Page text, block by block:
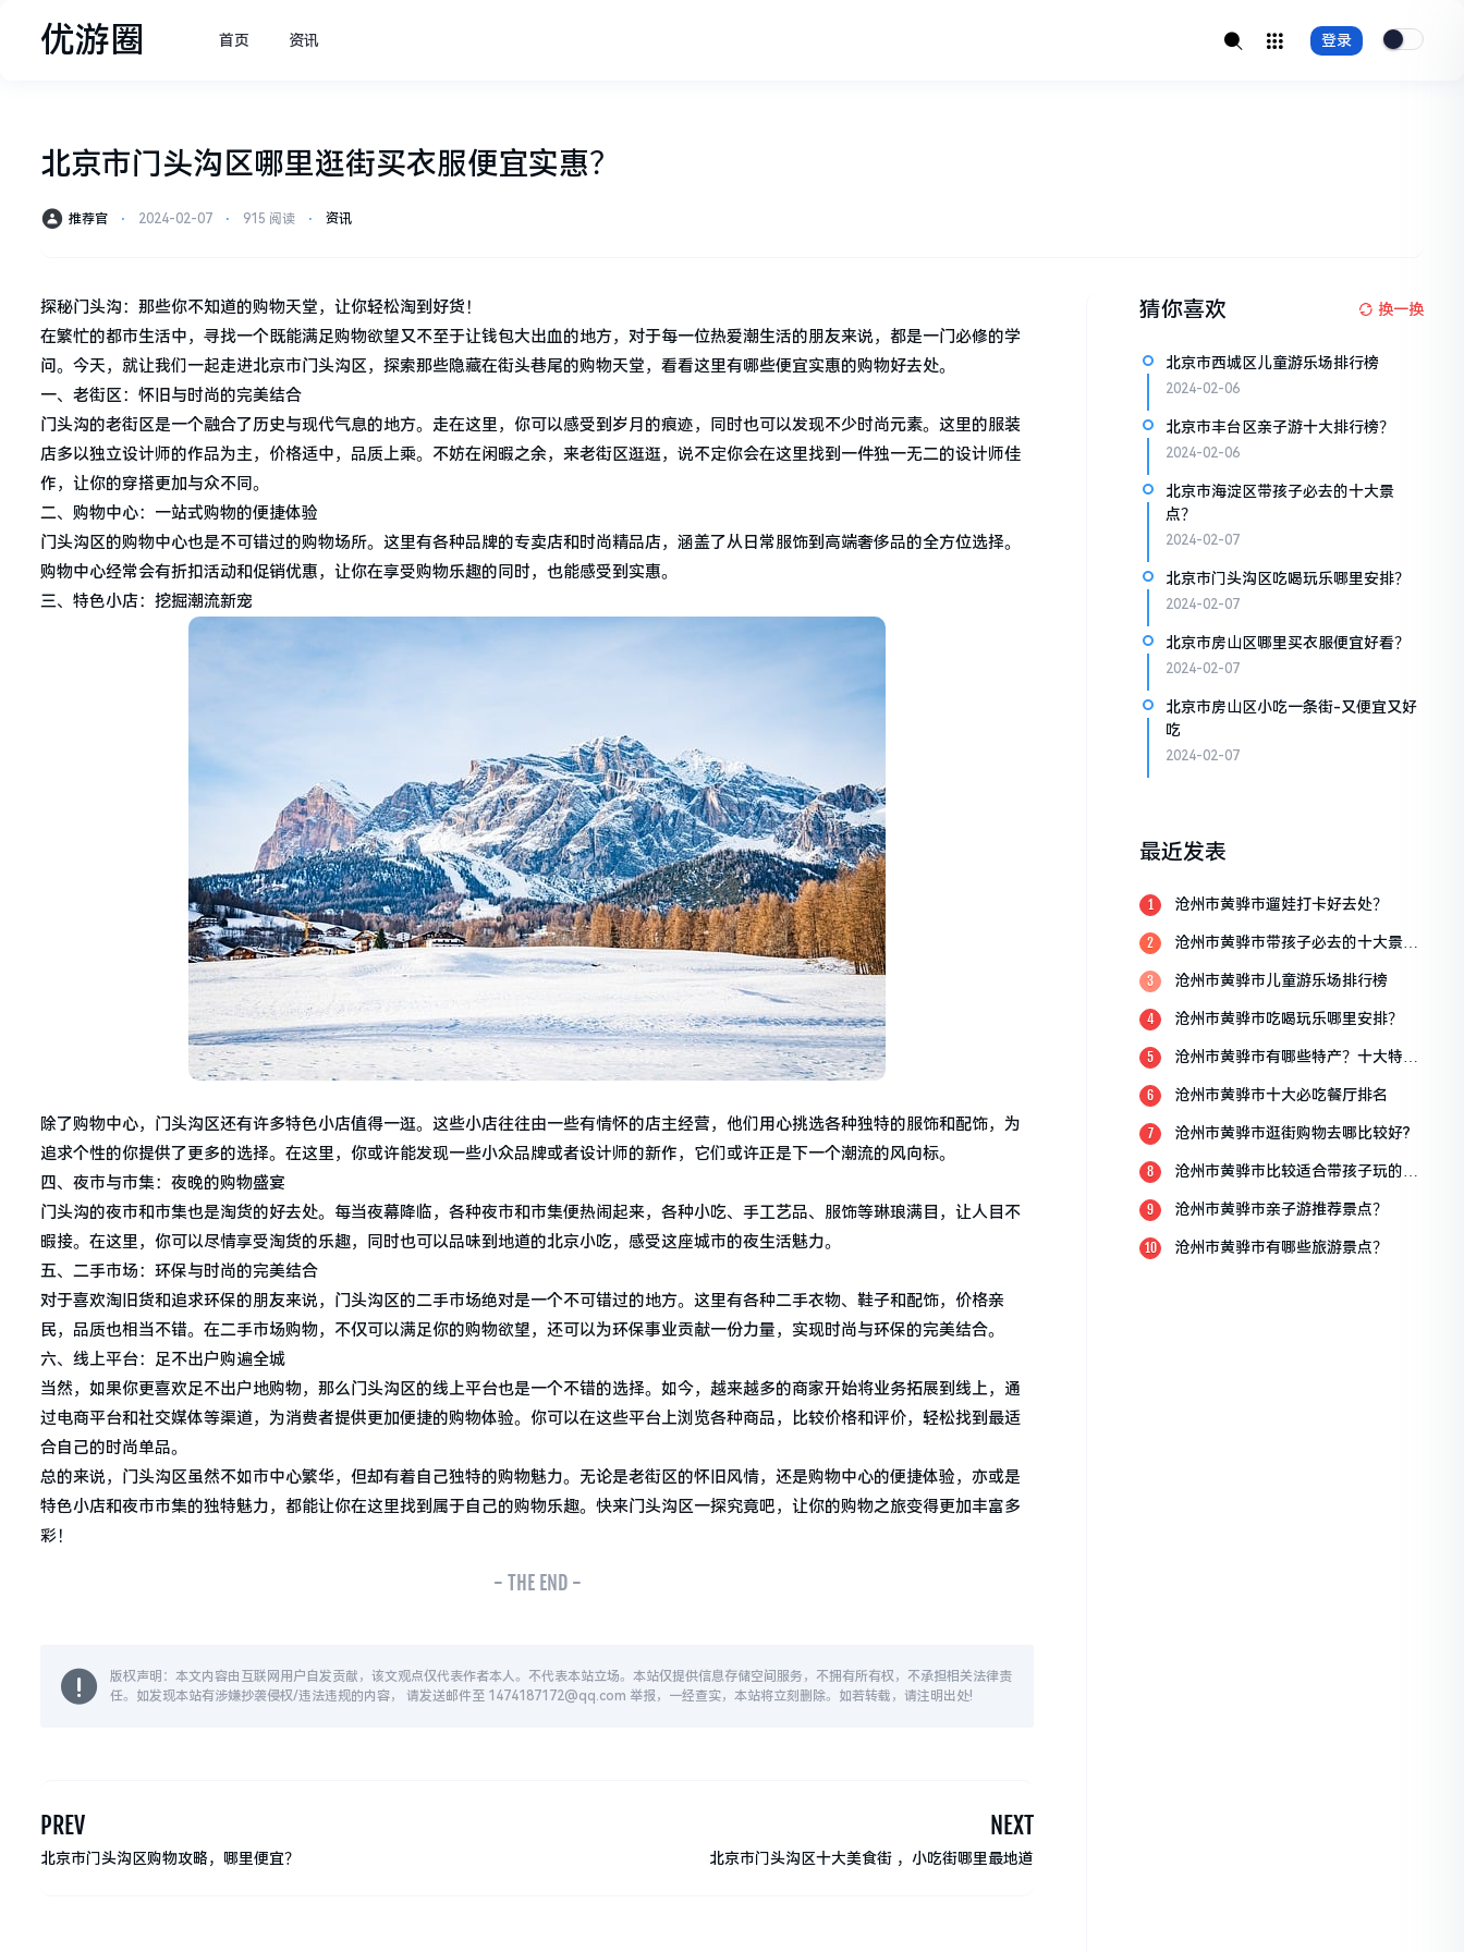
优游圈 首页 资讯 登录
北京市门头沟区哪里逛街买衣服便宜实惠？
推荐官 ⋅ 2024-02-07 ⋅ 915 阅读 ⋅ 资讯
探秘门头沟：那些你不知道的购物天堂，让你轻松淘到好货！
在繁忙的都市生活中，寻找一个既能满足购物欲望又不至于让钱包大出血的地方，对于每一位热爱潮生活的朋友来说，都是一门必修的学
问。今天，就让我们一起走进北京市门头沟区，探索那些隐藏在街头巷尾的购物天堂，看看这里有哪些便宜实惠的购物好去处。
一、老街区：怀旧与时尚的完美结合
门头沟的老街区是一个融合了历史与现代气息的地方。走在这里，你可以感受到岁月的痕迹，同时也可以发现不少时尚元素。这里的服装
店多以独立设计师的作品为主，价格适中，品质上乘。不妨在闲暇之余，来老街区逛逛，说不定你会在这里找到一件独一无二的设计师佳
作，让你的穿搭更加与众不同。
二、购物中心：一站式购物的便捷体验
门头沟区的购物中心也是不可错过的购物场所。这里有各种品牌的专卖店和时尚精品店，涵盖了从日常服饰到高端奢侈品的全方位选择。
购物中心经常会有折扣活动和促销优惠，让你在享受购物乐趣的同时，也能感受到实惠。
三、特色小店：挖掘潮流新宠
除了购物中心，门头沟区还有许多特色小店值得一逛。这些小店往往由一些有情怀的店主经营，他们用心挑选各种独特的服饰和配饰，为
追求个性的你提供了更多的选择。在这里，你或许能发现一些小众品牌或者设计师的新作，它们或许正是下一个潮流的风向标。
四、夜市与市集：夜晚的购物盛宴
门头沟的夜市和市集也是淘货的好去处。每当夜幕降临，各种夜市和市集便热闹起来，各种小吃、手工艺品、服饰等琳琅满目，让人目不
暇接。在这里，你可以尽情享受淘货的乐趣，同时也可以品味到地道的北京小吃，感受这座城市的夜生活魅力。
五、二手市场：环保与时尚的完美结合
对于喜欢淘旧货和追求环保的朋友来说，门头沟区的二手市场绝对是一个不可错过的地方。这里有各种二手衣物、鞋子和配饰，价格亲
民，品质也相当不错。在二手市场购物，不仅可以满足你的购物欲望，还可以为环保事业贡献一份力量，实现时尚与环保的完美结合。
六、线上平台：足不出户购遍全城
当然，如果你更喜欢足不出户地购物，那么门头沟区的线上平台也是一个不错的选择。如今，越来越多的商家开始将业务拓展到线上，通
过电商平台和社交媒体等渠道，为消费者提供更加便捷的购物体验。你可以在这些平台上浏览各种商品，比较价格和评价，轻松找到最适
合自己的时尚单品。
总的来说，门头沟区虽然不如市中心繁华，但却有着自己独特的购物魅力。无论是老街区的怀旧风情，还是购物中心的便捷体验，亦或是
特色小店和夜市市集的独特魅力，都能让你在这里找到属于自己的购物乐趣。快来门头沟区一探究竟吧，让你的购物之旅变得更加丰富多
彩！
- THE END -
版权声明：本文内容由互联网用户自发贡献，该文观点仅代表作者本人。不代表本站立场。本站仅提供信息存储空间服务，不拥有所有权，不承担相关法律责
任。如发现本站有涉嫌抄袭侵权/违法违规的内容， 请发送邮件至 1474187172@qq.com 举报，一经查实，本站将立刻删除。如若转载，请注明出处!
PREV
北京市门头沟区购物攻略，哪里便宜？
NEXT
北京市门头沟区十大美食街 ，小吃街哪里最地道
猜你喜欢 换一换
北京市西城区儿童游乐场排行榜
2024-02-06
北京市丰台区亲子游十大排行榜？
2024-02-06
北京市海淀区带孩子必去的十大景
点？
2024-02-07
北京市门头沟区吃喝玩乐哪里安排？
2024-02-07
北京市房山区哪里买衣服便宜好看？
2024-02-07
北京市房山区小吃一条街-又便宜又好
吃
2024-02-07
最近发表
1 沧州市黄骅市遛娃打卡好去处？
2
沧州市黄骅市带孩子必去的十大景
3 沧州市黄骅市儿童游乐场排行榜
4 沧州市黄骅市吃喝玩乐哪里安排？
5
沧州市黄骅市有哪些特产？十大特产
6 沧州市黄骅市十大必吃餐厅排名
7 沧州市黄骅市逛街购物去哪比较好?
8
沧州市黄骅市比较适合带孩子玩的地
9 沧州市黄骅市亲子游推荐景点？
10 沧州市黄骅市有哪些旅游景点？